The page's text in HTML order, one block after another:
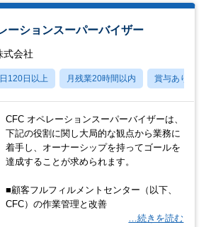
ーションスーパーバイザー
式会社
120日以上 月残業20時間以内 賞与あり
CFC オペレーションスーパーバイザーは、
下記の役割に関し大局的な観点から業務に
着手し、オーナーシップを持ってゴールを
達成することが求められます。
■顧客フルフィルメントセンター（以下、
CFC）の作業管理と改善
…続きを読む